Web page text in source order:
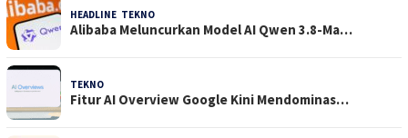
HEADLINE TEKNO
Alibaba Meluncurkan Model AI Qwen 3.8-Ma…
TEKNO
Fitur AI Overview Google Kini Mendominas…